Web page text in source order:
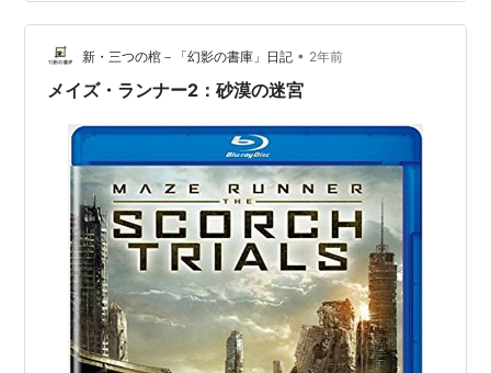
から、一歩も進んでないやんというお粗末さ。 せめて複
製とか大量生産の首尾くらい整えておこうよ。 …
新・三つの棺－「幻影の書庫」日記 • 2年前
メイズ・ランナー2：砂漠の迷宮